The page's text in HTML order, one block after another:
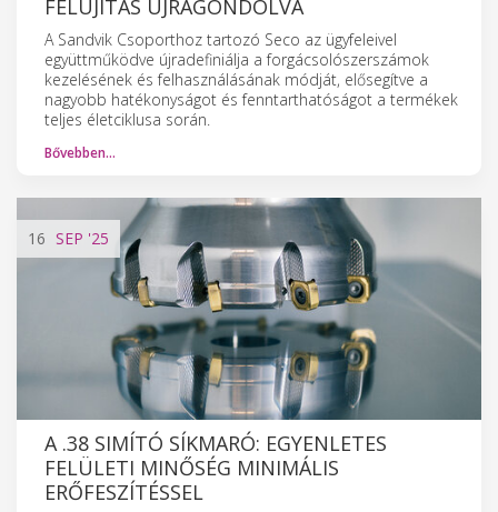
FELÚJÍTÁS ÚJRAGONDOLVA
A Sandvik Csoporthoz tartozó Seco az ügyfeleivel
együttműködve újradefiniálja a forgácsolószerszámok
kezelésének és felhasználásának módját, elősegítve a
nagyobb hatékonyságot és fenntarthatóságot a termékek
teljes életciklusa során.
Bővebben…
16 SEP '25
A .38 SIMÍTÓ SÍKMARÓ: EGYENLETES
FELÜLETI MINŐSÉG MINIMÁLIS
ERŐFESZÍTÉSSEL